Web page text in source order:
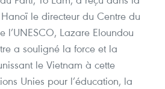
le directeur du Centre du
Lazare Eloundou
a souligné la force et la
le Vietnam à cette
Unies pour l’éducation, la